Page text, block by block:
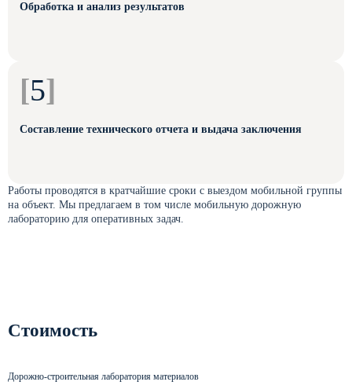
Обработка и анализ результатов
[5]
Составление технического отчета и выдача заключения
Работы проводятся в кратчайшие сроки с выездом мобильной группы
на объект. Мы предлагаем в том числе мобильную дорожную
лабораторию для оперативных задач.
Стоимость
Дорожно-строительная лаборатория материалов